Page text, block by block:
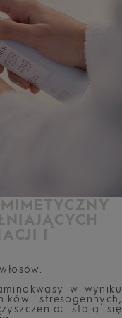
I
w wyniku
stresogennych,
stają się